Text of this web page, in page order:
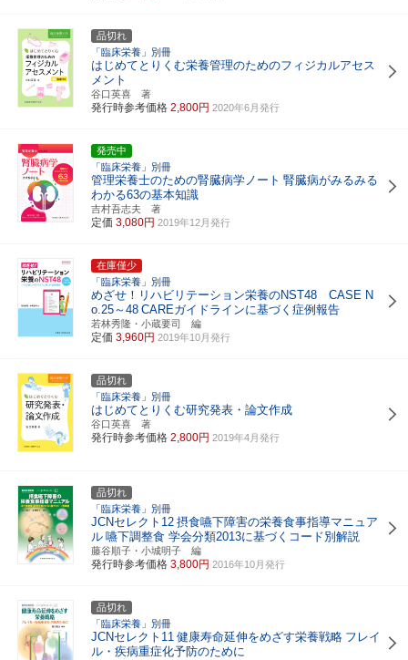
品切れ
「臨床栄養」別冊
はじめてとりくむ栄養管理のためのフィジカルアセス
メント
谷口英喜 著
発行時参考価格 2,800円 2020年6月発行
発売中
「臨床栄養」別冊
管理栄養士のための腎臓病学ノート 腎臓病がみるみる
わかる63の基本知識
吉村吾志夫 著
定価 3,080円 2019年12月発行
在庫僅少
「臨床栄養」別冊
めざせ！リハビリテーション栄養のNST48 CASE N
o.25～48 CAREガイドラインに基づく症例報告
若林秀隆・小蔵要司 編
定価 3,960円 2019年10月発行
品切れ
「臨床栄養」別冊
はじめてとりくむ研究発表・論文作成
谷口英喜 著
発行時参考価格 2,800円 2019年4月発行
品切れ
「臨床栄養」別冊
JCNセレクト12 摂食嚥下障害の栄養食事指導マニュア
ル 嚥下調整食 学会分類2013に基づくコード別解説
藤谷順子・小城明子 編
発行時参考価格 3,800円 2016年10月発行
品切れ
「臨床栄養」別冊
JCNセレクト11 健康寿命延伸をめざす栄養戦略 フレイ
ル・疾病重症化予防のために